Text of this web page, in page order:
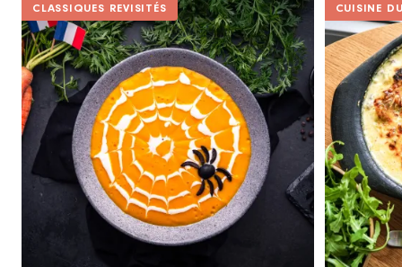
CLASSIQUES REVISITÉS CUISINE